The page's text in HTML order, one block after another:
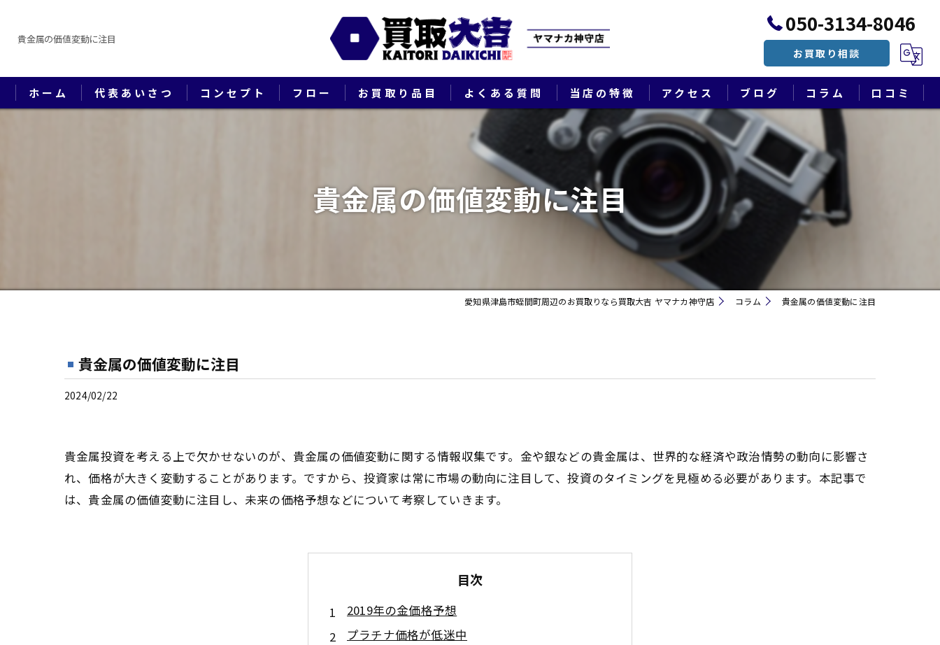
貴金属の価値変動に注目
050-3134-8046
お買取り相談
ホーム 代表あいさつ コンセプト フロー お買取り品目 よくある質問 当店の特徴
ブランド
貴金属
切手
生前整理・遺品整理・終活
アクセス
漫画特集
ブログ コラム 口コミ
貴金属の価値変動に注目
愛知県津島市蛭間町周辺のお買取りなら買取大吉 ヤマナカ神守店 コラム 貴金属の価値変動に注目
貴金属の価値変動に注目
2024/02/22
貴金属投資を考える上で欠かせないのが、貴金属の価値変動に関する情報収集です。金や銀などの貴金属は、世界的な経済や政治情勢の動向に影響さ
れ、価格が大きく変動することがあります。ですから、投資家は常に市場の動向に注目して、投資のタイミングを見極める必要があります。本記事で
は、貴金属の価値変動に注目し、未来の価格予想などについて考察していきます。
目次
2019年の金価格予想
プラチナ価格が低迷中